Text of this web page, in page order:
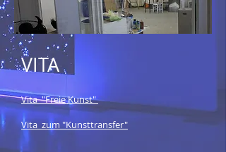
VITA
Vita "Freie Kunst"
Vita zum "Kunsttransfer"